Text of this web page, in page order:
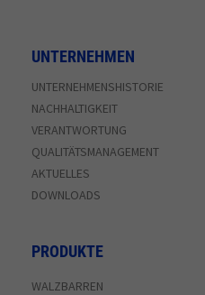
UNTERNEHMEN
UNTERNEHMENSHISTORIE
NACHHALTIGKEIT
VERANTWORTUNG
QUALITÄTSMANAGEMENT
AKTUELLES
DOWNLOADS
PRODUKTE
WALZBARREN